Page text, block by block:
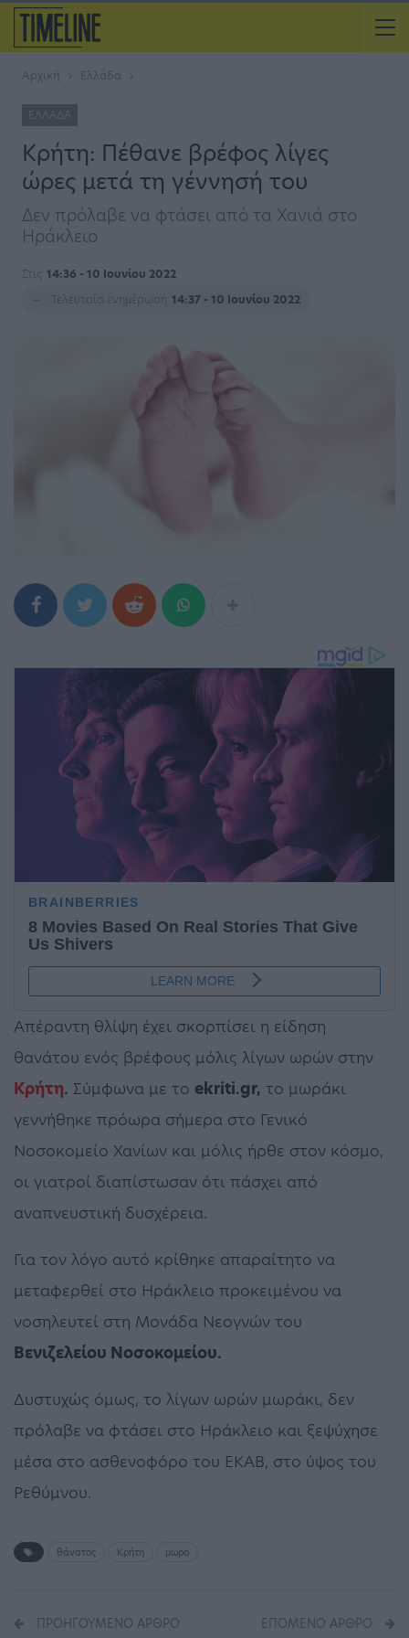
Αρχική Ελλάδα
ΕΛΛΆΔΑ
Κρήτη: Πέθανε βρέφος λίγες
ώρες μετά τη γέννησή του
Δεν πρόλαβε να φτάσει από τα Χανιά στο
Ηράκλειο
Στις 14:36 - 10 Ιουνίου 2022
Τελευταία ενημέρωση
14:37 - 10 Ιουνίου 2022
Απέραντη θλίψη έχει σκορπίσει η είδηση
θανάτου ενός βρέφους μόλις λίγων ωρών στην
Κρήτη. Σύμφωνα με το ekriti.gr, το μωράκι
γεννήθηκε πρόωρα σήμερα στο Γενικό
Νοσοκομείο Χανίων και μόλις ήρθε στον κόσμο,
οι γιατροί διαπίστωσαν ότι πάσχει από
αναπνευστική δυσχέρεια.
Για τον λόγο αυτό κρίθηκε απαραίτητο να
μεταφερθεί στο Ηράκλειο προκειμένου να
νοσηλευτεί στη Μονάδα Νεογνών του
Βενιζελείου Νοσοκομείου.
Δυστυχώς όμως, το λίγων ωρών μωράκι, δεν
πρόλαβε να φτάσει στο Ηράκλειο και ξεψύχησε
μέσα στο ασθενοφόρο του ΕΚΑΒ, στο ύψος του
Ρεθύμνου.
θάνατος Κρήτη μωρο
ΠΡΟΗΓΟΎΜΕΝΟ ΆΡΘΡΟ ΕΠΌΜΕΝΟ ΆΡΘΡΟ